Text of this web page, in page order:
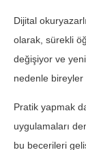
Dijital
olarak, sürekli
değişiyor ve
nedenle bireyler
Pratik yapmak
uygulamaları
bu becerileri